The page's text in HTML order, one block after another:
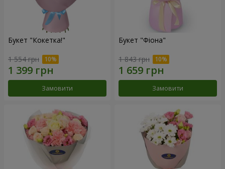
Букет "Кокетка!"
1 554 грн
Замовити
Букет "Фіона"
1 843 грн
Замовити